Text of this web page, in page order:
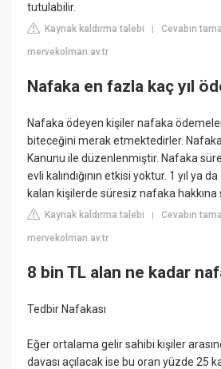
tutulabilir.
Kaynak kaldırma talebi |Cevabın
mervekolman.av.tr
Nafaka en fazla kaç yıl
Nafaka ödeyen kişiler nafaka
biteceğini merak etmektedirler.
Kanunu ile düzenlenmiştir. Nafaka
evli kalındığının etkisi yoktur. 1 yıl ya
kalan kişilerde süresiz nafaka hakkına
Kaynak kaldırma talebi |Cevabın
mervekolman.av.tr
8 bin TL alan ne kadar
Tedbir Nafakası
Eğer ortalama gelir sahibi kişiler
davası açılacak ise bu oran yüzde 25